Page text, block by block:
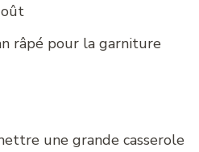
râpé pour la garniture
une grande casserole